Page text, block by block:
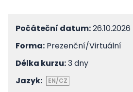
Počáteční datum:26.10.2026
Forma: Prezenční/Virtuální
Délka kurzu:3 dny
Jazyk:
EN/CZ